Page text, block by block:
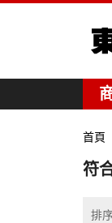
首頁
符
排